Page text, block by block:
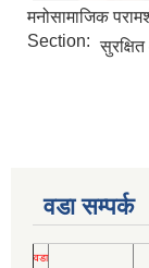
मनोसामाजिक
Section:
वडा सम्पर्क
वडा